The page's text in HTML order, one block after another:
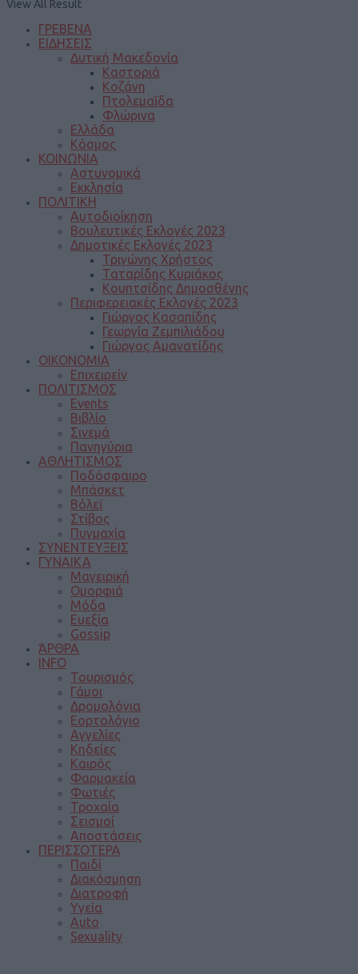
View All Result
ΓΡΕΒΕΝΑ
ΕΙΔΗΣΕΙΣ
Δυτική Μακεδονία
Καστοριά
Κοζάνη
Πτολεμαΐδα
Φλώρινα
Ελλάδα
Κόσμος
ΚΟΙΝΩΝΙΑ
Αστυνομικά
Εκκλησία
ΠΟΛΙΤΙΚΗ
Αυτοδιοίκηση
Βουλευτικές Εκλογές 2023
Δημοτικές Εκλογές 2023
Τριγώνης Χρήστος
Ταταρίδης Κυριάκος
Κουπτσίδης Δημοσθένης
Περιφερειακές Εκλογές 2023
Γιώργος Κασαπίδης
Γεωργία Ζεμπιλιάδου
Γιώργος Αμανατίδης
ΟΙΚΟΝΟΜΙΑ
Επιχειρείν
ΠΟΛΙΤΙΣΜΟΣ
Events
Βιβλίο
Σινεμά
Πανηγύρια
ΑΘΛΗΤΙΣΜΟΣ
Ποδόσφαιρο
Μπάσκετ
Βόλεϊ
Στίβος
Πυγμαχία
ΣΥΝΕΝΤΕΥΞΕΙΣ
ΓΥΝΑΙΚΑ
Μαγειρική
Ομορφιά
Μόδα
Ευεξία
Gossip
ΆΡΘΡΑ
INFO
Τουρισμός
Γάμοι
Δρομολόγια
Εορτολόγιο
Αγγελίες
Κηδείες
Καιρός
Φαρμακεία
Φωτιές
Τροχαία
Σεισμοί
Αποστάσεις
ΠΕΡΙΣΣΟΤΕΡΑ
Παιδί
Διακόσμηση
Διατροφή
Υγεία
Auto
Sexuality